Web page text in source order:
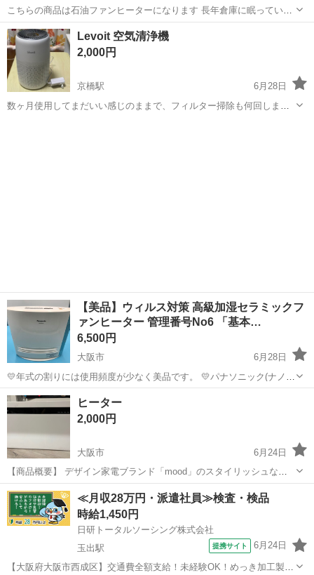
こちらの商品は石油ファンヒーターになります 長年倉庫に眠っていた
物です。 商品の外観の状態は写真からご確認くださ 写真以外の商品は
付属しないのでご注意ください オマケとして小型セラミックファンヒ
ーターと石...
大阪 大阪市 河内国分駅 季節、空調家電
石油ファンヒーター
Levoit 空気清浄機
2,000円
京橋駅
6月28日
数ヶ月使用してまだいい感じのままで、フィルター掃除も何回しまし
【美品】ウィルス対策 高級加湿セラミックフ
ァンヒーター 管理番号No6 「基本…
6,500円
大阪市
6月28日
💛年式の割りには使用頻度が少なく美品です。 💛パナソニック(ナノイ
ー技術)でウィルス制御。 💛パナソニックの高級加湿セラミックファン
ヒーター(ホワイト)です。 💛暖房の目安(約8畳まで・断熱住宅) ◎中古
大阪 大阪市 季節、空調家電
ヒーター
2,000円
大阪市
6月24日
【商品概要】 デザイン家電ブランド「mood」のスタイリッシュなパ
ネルヒーターです。 スリムでフラットなデザインは、リビングや寝室
のインテリアを邪魔せず、お部屋を優しく暖めます。 ■ 主な特徴 • ク
リーンな暖房: 温風を出...
大阪 大阪市 季節、空調家電 ヒーター
≪月収28万円・派遣社員≫検査・検品
時給1,450円
日研トータルソーシング株式会社
玉出駅
提携サイト 6月24日
【大阪府大阪市西成区】交通費全額支給！未経験OK！めっき加工製品